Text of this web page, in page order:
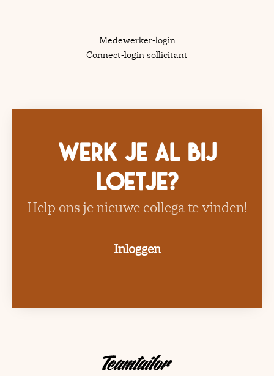
Medewerker-login
Connect-login sollicitant
Werk je al bij
Loetje?
Help ons je nieuwe collega te vinden!
Inloggen